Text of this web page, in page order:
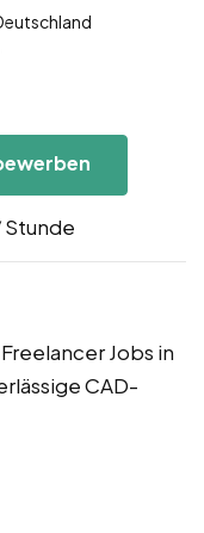
Stunde
Jobs in
CAD-